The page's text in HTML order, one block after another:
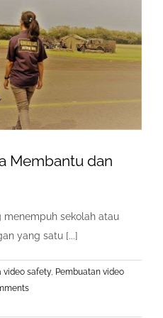
video safety
briefing
Membantu dan
menempuh sekolah atau
yang satu [...]
video safety, Pembuatan video